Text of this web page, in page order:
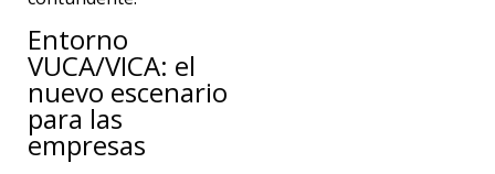
Entorno
VUCA/VICA: el
nuevo escenario
para las
empresas